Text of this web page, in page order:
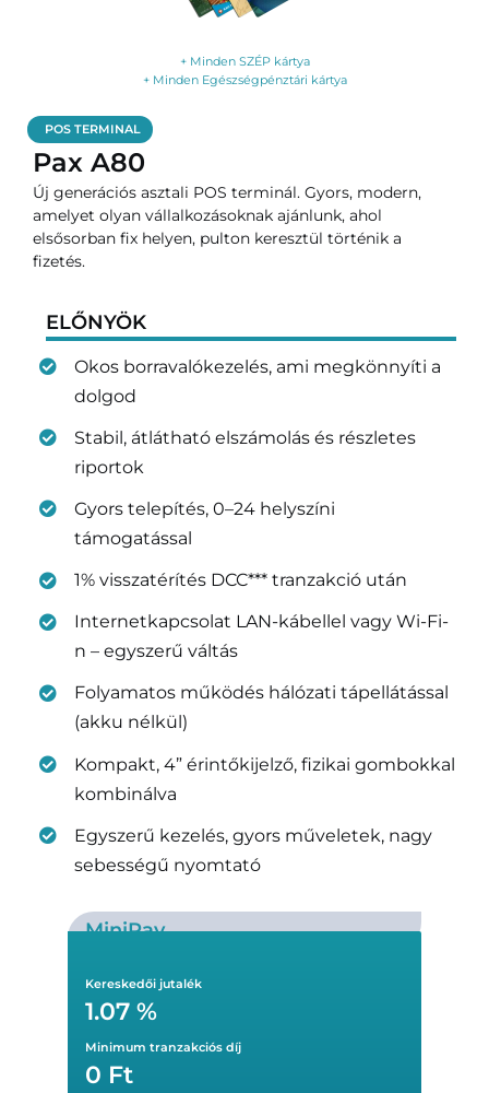
+ Minden SZÉP kártya
+ Minden Egészségpénztári kártya
POS TERMINAL
Pax A80
Új generációs asztali POS terminál. Gyors, modern,
amelyet olyan vállalkozásoknak ajánlunk, ahol
elsősorban fix helyen, pulton keresztül történik a
fizetés.
ELŐNYÖK
Okos borravalókezelés, ami megkönnyíti a
dolgod
Stabil, átlátható elszámolás és részletes
riportok
Gyors telepítés, 0–24 helyszíni
támogatással
1% visszatérítés DCC*** tranzakció után
Internetkapcsolat LAN-kábellel vagy Wi-Fi-
n – egyszerű váltás
Folyamatos működés hálózati tápellátással
(akku nélkül)
Kompakt, 4” érintőkijelző, fizikai gombokkal
kombinálva
Egyszerű kezelés, gyors műveletek, nagy
sebességű nyomtató
MiniPay
Kereskedői jutalék
1.07 %
Minimum tranzakciós díj
0 Ft